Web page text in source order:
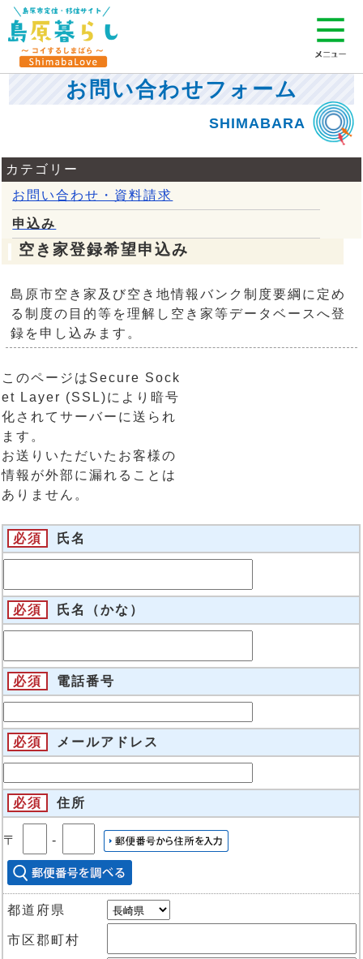
お問い合わせフォーム
カテゴリー
お問い合わせ・資料請求
申込み
空き家登録希望申込み
島原市空き家及び空き地情報バンク制度要綱に定め
る制度の目的等を理解し空き家等データベースへ登
録を申し込みます。
このページはSecure Sock
et Layer (SSL)により暗号
化されてサーバーに送られ
ます。
お送りいただいたお客様の
情報が外部に漏れることは
ありません。
必須 氏名
必須 氏名（かな）
必須 電話番号
必須 メールアドレス
必須 住所
〒 ‐
都道府県
市区郡町村